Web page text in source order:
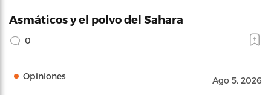
Asmáticos y el polvo del Sahara
0
Opiniones Ago 5, 2026